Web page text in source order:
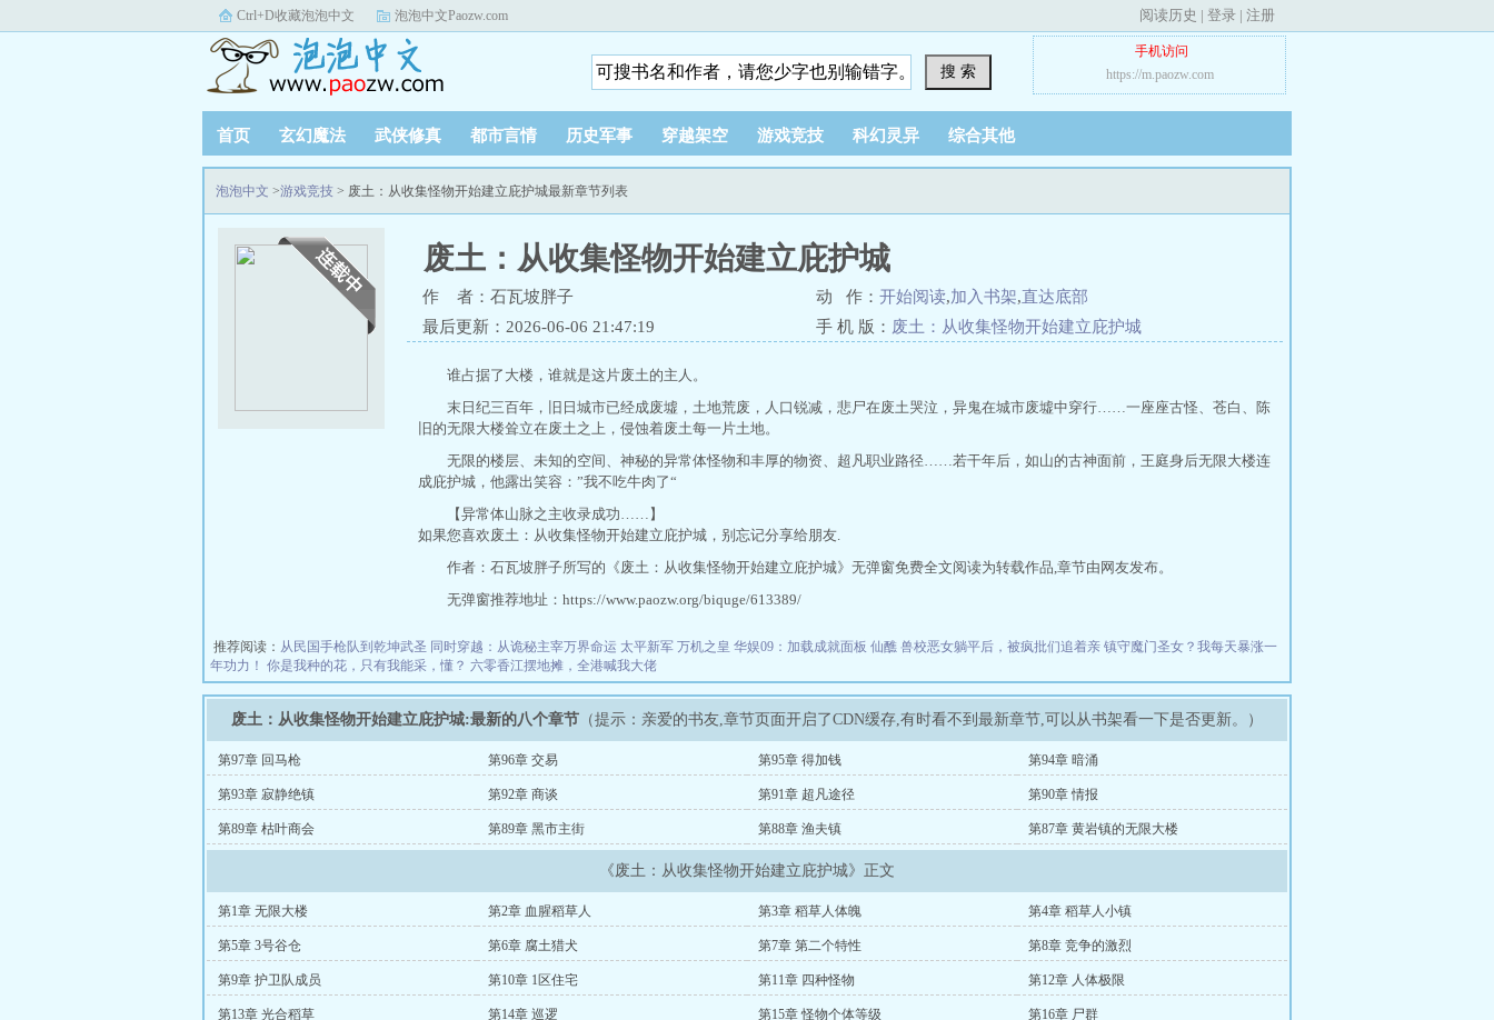
Ctrl+D收藏泡泡中文 泡泡中文Paozw.com 阅读历史 | 登录 | 注册
搜 索
手机访问
https://m.paozw.com
首页 玄幻魔法 武侠修真 都市言情 历史军事 穿越架空 游戏竞技 科幻灵异 综合其他
泡泡中文 >游戏竞技 > 废土：从收集怪物开始建立庇护城最新章节列表
废土：从收集怪物开始建立庇护城
作 者：石瓦坡胖子 动 作： 开始阅读,加入书架,直达底部
最后更新：2026-06-06 21:47:19
手 机 版： 废土：从收集怪物开始建立庇护城
谁占据了大楼，谁就是这片废土的主人。
末日纪三百年，旧日城市已经成废墟，土地荒废，人口锐减，悲尸在废土哭泣，异鬼在城市废墟中穿行……一座座古怪、苍白、陈
旧的无限大楼耸立在废土之上，侵蚀着废土每一片土地。
无限的楼层、未知的空间、神秘的异常体怪物和丰厚的物资、超凡职业路径……若干年后，如山的古神面前，王庭身后无限大楼连
成庇护城，他露出笑容：”我不吃牛肉了“
【异常体山脉之主收录成功……】
如果您喜欢废土：从收集怪物开始建立庇护城，别忘记分享给朋友.
作者：石瓦坡胖子所写的《废土：从收集怪物开始建立庇护城》无弹窗免费全文阅读为转载作品,章节由网友发布。
无弹窗推荐地址：https://www.paozw.org/biquge/613389/
推荐阅读： 从民国手枪队到乾坤武圣 同时穿越：从诡秘主宰万界命运 太平新军 万机之皇 华娱09：加载成就面板 仙醮 兽校恶女躺平后，被疯批们追着亲 镇守魔门圣女？我每天暴涨一
年功力！ 你是我种的花，只有我能采，懂？ 六零香江摆地摊，全港喊我大佬
废土：从收集怪物开始建立庇护城:最新的八个章节 （提示：亲爱的书友,章节页面开启了CDN缓存,有时看不到最新章节,可以从书架看一下是否更新。）
第97章 回马枪 第96章 交易 第95章 得加钱 第94章 暗涌
第93章 寂静绝镇 第92章 商谈 第91章 超凡途径 第90章 情报
第89章 枯叶商会 第89章 黑市主街 第88章 渔夫镇 第87章 黄岩镇的无限大楼
《废土：从收集怪物开始建立庇护城》正文
第1章 无限大楼 第2章 血腥稻草人 第3章 稻草人体魄 第4章 稻草人小镇
第5章 3号谷仓 第6章 腐土猎犬 第7章 第二个特性 第8章 竞争的激烈
第9章 护卫队成员 第10章 1区住宅 第11章 四种怪物 第12章 人体极限
第13章 光合稻草 第14章 巡逻 第15章 怪物个体等级 第16章 尸群